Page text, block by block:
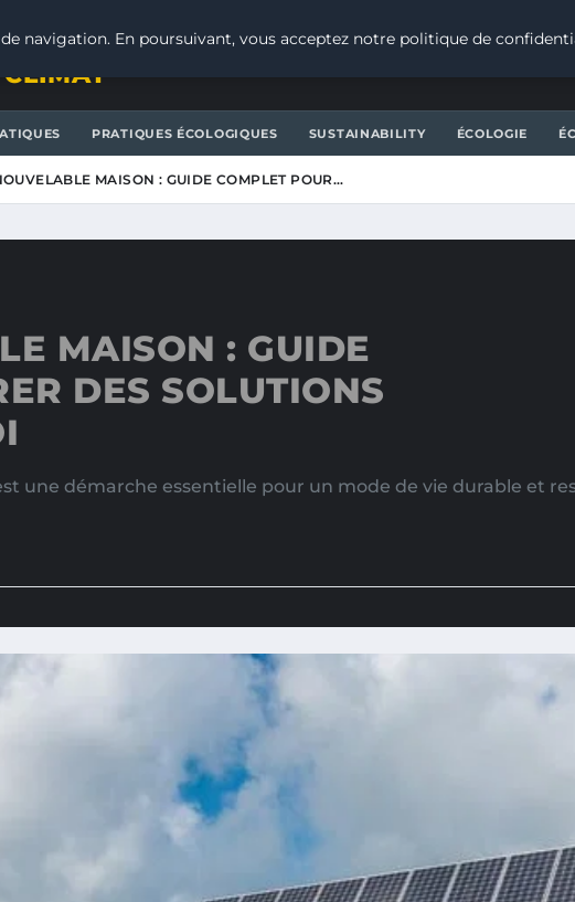
PRATIQUES ÉCOLOGIQUES SUSTAINABILITY ÉCOLOGIE
MAISON : GUIDE COMPLET POUR…
MAISON : GUIDE
DES SOLUTIONS
une démarche essentielle pour un mode de vie durable et
navigation. En poursuivant, vous acceptez notre politique de